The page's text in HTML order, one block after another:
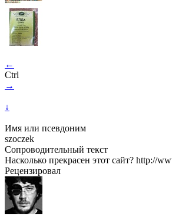
←
Ctrl
→
↓
Имя или псевдоним
szoczek
Сопроводительный текст
Насколько прекрасен этот сайт? http://
Рецензировал